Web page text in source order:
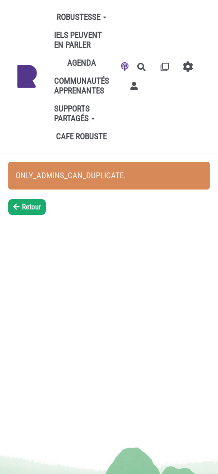
Aller au contenu principal
ROBUSTESSE
IELS PEUVENT
EN PARLER
AGENDA
COMMUNAUTÉS
APPRENANTES
SUPPORTS
PARTAGÉS
CAFE ROBUSTE
Rechercher
ONLY_ADMINS_CAN_DUPLICATE.
Retour